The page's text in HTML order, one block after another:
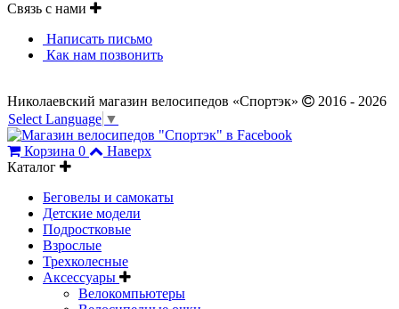
Связь с нами
Написать письмо
Как нам позвонить
Николаевский магазин велосипедов «Спортэк»
2016 - 2026
Select Language ▼
Корзина 0
Наверх
Каталог
Беговелы и самокаты
Детские модели
Подростковые
Взрослые
Трехколесные
Аксессуары
Велокомпьютеры